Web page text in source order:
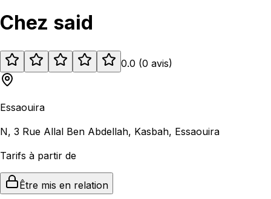
Chez said
0.0 (0 avis)
Essaouira
N, 3 Rue Allal Ben Abdellah, Kasbah, Essaouira
Tarifs à partir de
Être mis en relation